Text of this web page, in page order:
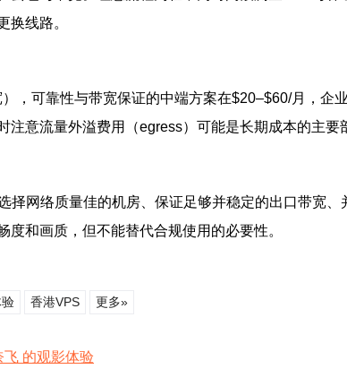
换线路。
，可靠性与带宽保证的中端方案在$20–$60/月，企
意流量外溢费用（egress）可能是长期成本的主要
择网络质量佳的机房、保证足够并稳定的出口带宽
和画质，但不能替代合规使用的必要性。
香港VPS 更多»
的观影体验